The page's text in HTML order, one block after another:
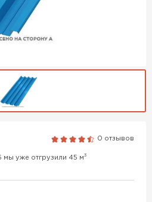
0 отзывов
мы уже отгрузили 45 м3